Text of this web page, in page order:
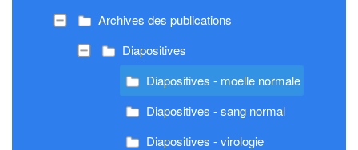
Archives des publications
Diapositives
Diapositives - moelle normale
Diapositives - sang normal
Diapositives - virologie